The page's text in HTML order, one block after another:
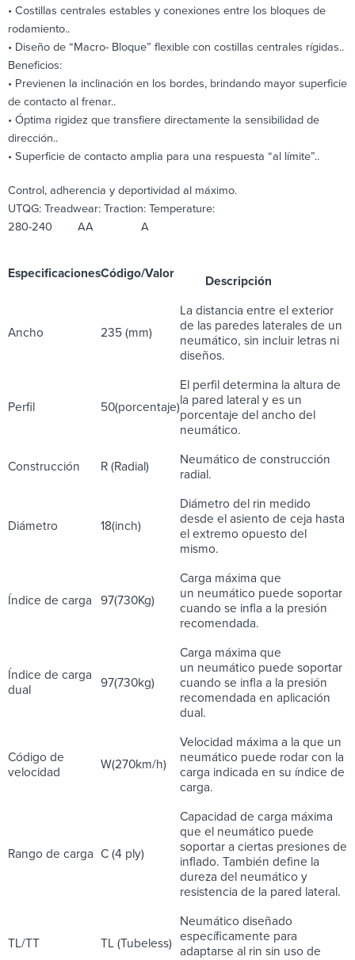
• Costillas centrales estables y conexiones entre los bloques de
rodamiento..
• Diseño de “Macro- Bloque” flexible con costillas centrales rígidas..
Beneficios:
• Previenen la inclinación en los bordes, brindando mayor superficie
de contacto al frenar..
• Óptima rigidez que transfiere directamente la sensibilidad de
dirección..
• Superficie de contacto amplia para una respuesta “al límite”..
Control, adherencia y deportividad al máximo.
UTQG: Treadwear: Traction: Temperature:
280-240 AA A
EspecificacionesCódigo/Valor
Descripción
Ancho 235 (mm)
La distancia entre el exterior
de las paredes laterales de un
neumático, sin incluir letras ni
diseños.
Perfil 50(porcentaje)
El perfil determina la altura de
la pared lateral y es un
porcentaje del ancho del
neumático.
Construcción R (Radial)
Neumático de construcción
radial.
Diámetro 18(inch)
Diámetro del rin medido
desde el asiento de ceja hasta
el extremo opuesto del
mismo.
Índice de carga 97(730Kg)
Carga máxima que
un neumático puede soportar
cuando se infla a la presión
recomendada.
Índice de carga
dual
97(730kg)
Carga máxima que
un neumático puede soportar
cuando se infla a la presión
recomendada en aplicación
dual.
Código de
velocidad
W(270km/h)
Velocidad máxima a la que un
neumático puede rodar con la
carga indicada en su índice de
carga.
Rango de carga C (4 ply)
Capacidad de carga máxima
que el neumático puede
soportar a ciertas presiones de
inflado. También define la
dureza del neumático y
resistencia de la pared lateral.
TL/TT TL (Tubeless)
Neumático diseñado
específicamente para
adaptarse al rin sin uso de